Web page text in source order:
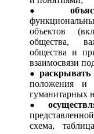
объектов
общества,
общества и
взаимосвязи
раскрывать
положения и
гуманитарных
схема,